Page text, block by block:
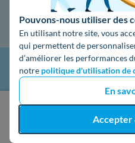
Pouvons-nous utiliser des
En utilisant notre site, vous
qui permettent de
d’améliorer les performances
notre politique d'utilisation de
En
Accepter
J'obtiens un